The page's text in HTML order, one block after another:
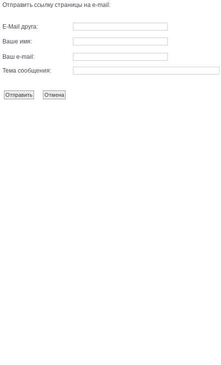
Отправить ссылку страницы на e-mail:
E-Mail друга:
Ваше имя:
Ваш e-mail:
Тема сообщения: